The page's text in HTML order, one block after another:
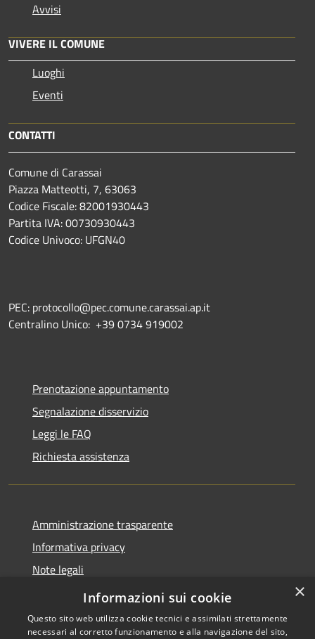
Avvisi
VIVERE IL COMUNE
Luoghi
Eventi
CONTATTI
Comune di Carassai
Piazza Matteotti, 7, 63063
Codice Fiscale: 82001930443
Partita IVA: 00730930443
Codice Univoco: UFGN40
PEC: protocollo@pec.comune.carassai.ap.it
Centralino Unico: +39 0734 919002
Prenotazione appuntamento
Segnalazione disservizio
Leggi le FAQ
Richiesta assistenza
Amministrazione trasparente
Informativa privacy
Note legali
Dichiarazione di accessibilità
×
Informazioni sui cookie
Questo sito web utilizza cookie tecnici e assimilati strettamente
necessari al corretto funzionamento e alla navigazione del sito,